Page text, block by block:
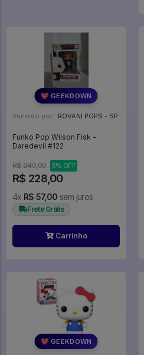
💖 GEEKDOWN
Vendido por: ROVANI POPS - SP
Funko Pop Wilson Fisk -
Daredevil #122
R$ 240,00 5% OFF
R$ 228,00
4x R$ 57,00 sem juros
Frete Grátis
Carrinho
💖 GEEKDOWN